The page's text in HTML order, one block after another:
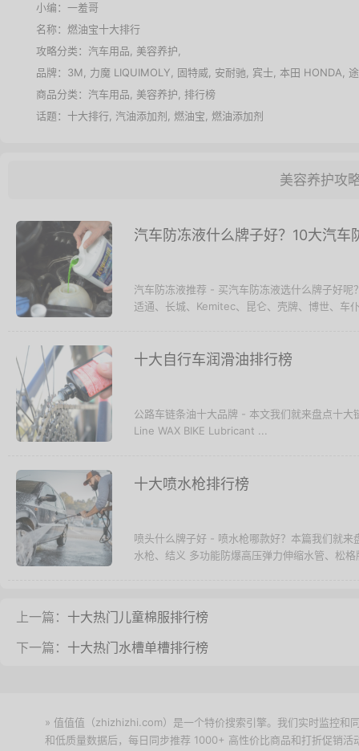
小编：一羞哥
名称： 燃油宝十大排行
攻略分类： 汽车用品 美容养护
品牌： 3M 力魔 LIQUIMOLY 固特威 安耐驰 宾士 本田 HONDA
商品分类： 汽车用品 美容养护 排行榜
话题： 十大排行 汽油添加剂 燃油宝 燃油添加剂
美容养护攻
汽车防冻液什么牌子好？10大汽车
汽车防冻液推荐 - 买汽车防冻液选什么牌子好
适通、长城、Kemitec、昆仑、壳牌、博世、车
十大自行车润滑油排行榜
公路车链条油十大品牌 - 本文我们就来盘点十
Line WAX BIKE Lubricant ...
十大喷水枪排行榜
喷头什么牌子好 - 喷水枪哪款好？本篇我们就
水枪、结义 多功能防爆高压弹力伸缩水管、松
上一篇： 十大热门儿童棉服排行榜
下一篇： 十大热门水槽单槽排行榜
» 值值值（zhizhizhi.com）是一个特价搜索引擎。我们实时监控和
和低质量数据后，每日同步推荐 1000+ 高性价比商品和打折促销